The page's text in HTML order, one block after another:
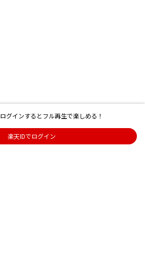
ログインするとフル再生で楽しめる！
楽天IDでログイン